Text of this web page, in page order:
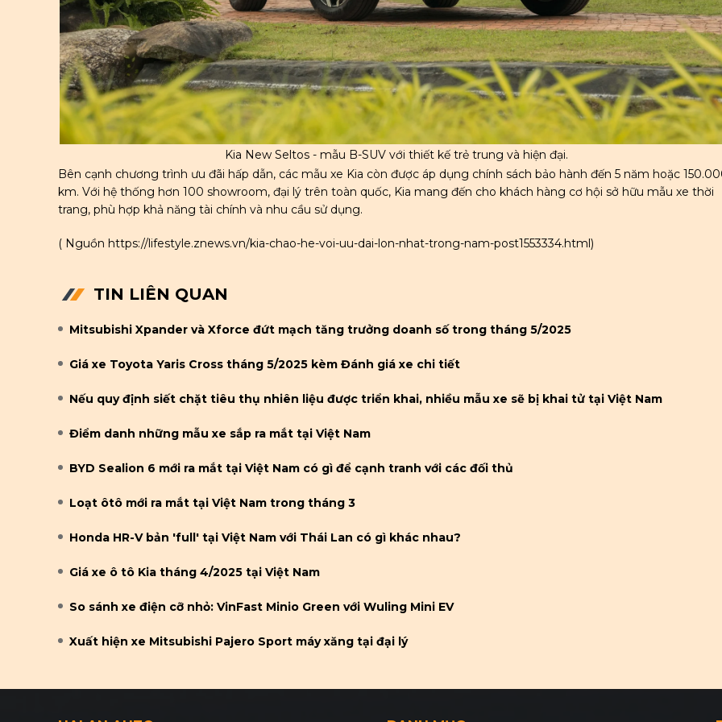
Kia New Seltos - mẫu B-SUV với thiết kế trẻ trung và hiện đại.
Bên cạnh chương trình ưu đãi hấp dẫn, các mẫu xe Kia còn được áp dụng chính sách bảo hành đến 5 năm hoặc
km. Với hệ thống hơn 100 showroom, đại lý trên toàn quốc, Kia mang đến cho khách hàng cơ hội sở hữu mẫu xe thời
trang, phù hợp khả năng tài chính và nhu cầu sử dụng.
( Nguồn https://lifestyle.znews.vn/kia-chao-he-voi-uu-dai-lon-nhat-trong-nam-post1553334.html)
TIN LIÊN QUAN
Mitsubishi Xpander và Xforce đứt mạch tăng trưởng doanh số trong tháng 5/2025
Giá xe Toyota Yaris Cross tháng 5/2025 kèm Đánh giá xe chi tiết
Nếu quy định siết chặt tiêu thụ nhiên liệu được triển khai, nhiều mẫu xe sẽ bị khai tử tại Việt Nam
Điểm danh những mẫu xe sắp ra mắt tại Việt Nam
BYD Sealion 6 mới ra mắt tại Việt Nam có gì để cạnh tranh với các đối thủ
Loạt ôtô mới ra mắt tại Việt Nam trong tháng 3
Honda HR-V bản 'full' tại Việt Nam với Thái Lan có gì khác nhau?
Giá xe ô tô Kia tháng 4/2025 tại Việt Nam
So sánh xe điện cỡ nhỏ: VinFast Minio Green với Wuling Mini EV
Xuất hiện xe Mitsubishi Pajero Sport máy xăng tại đại lý